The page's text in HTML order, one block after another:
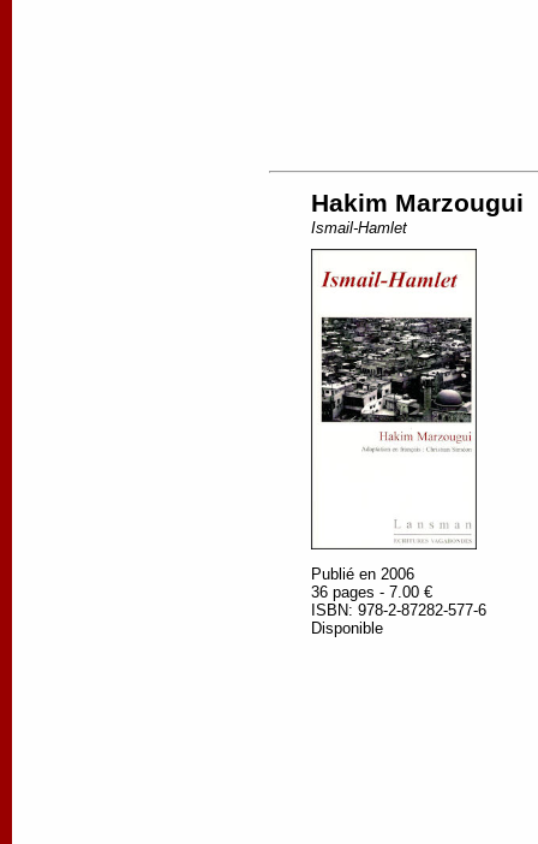
Hakim Marzougui
Ismail-Hamlet
Publié en 2006
36 pages - 7.00 €
ISBN: 978-2-87282-577-6
Disponible